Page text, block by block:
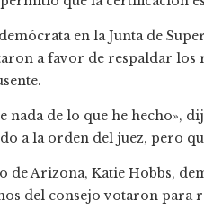
en la Junta de
a favor de respaldar
nada de lo que he hecho»,
a la orden del juez, pero
de Arizona, Katie Hobbs,
del consejo votaron para